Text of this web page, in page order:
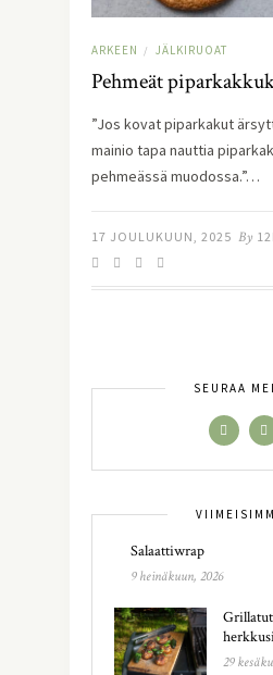
ARKEEN / JÄLKIRUOAT
Pehmeät
”Jos kovat piparkakut
mainio tapa nauttia
pehmeässä muodossa.”…
17 JOULUKUUN, 2025 By
SEURAA
Salaattiwrap
9 heinäkuun, 2026
29